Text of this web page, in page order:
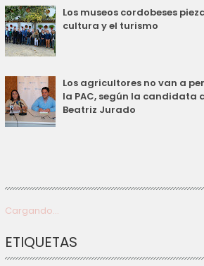
Los museos cordobeses
cultura y el turismo
Los agricultores no van a
la PAC, según la candidata
Beatriz Jurado
Cargando...
ETIQUETAS